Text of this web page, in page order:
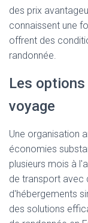
des prix
connaissent une
offrent des
randonnée.
Les
voyage
Une organisation
économies
plusieurs mois à
de transport avec
d'hébergements
des solutions